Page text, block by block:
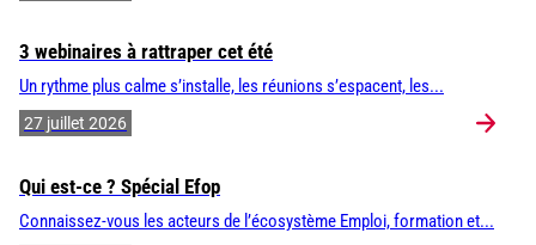
3 webinaires à rattraper cet été
Un rythme plus calme s’installe, les réunions s’espacent, les...
27 juillet 2026
Qui est-ce ? Spécial Efop
Connaissez-vous les acteurs de l’écosystème Emploi, formation et...